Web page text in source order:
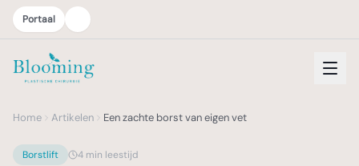
Portaal
Home Artikelen Een zachte borst van eigen vet
Borstlift 4 min leestijd